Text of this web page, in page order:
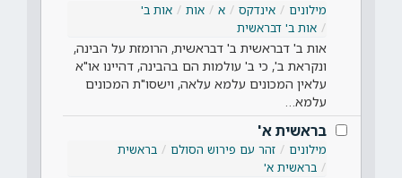
מילונים
אינדקס א אות
אות ב'
אות ב' דבראשית
אות ב' דבראשית ב' דבראשית, הרומזת על הבינה,
ונקראת ב', כי ב' עולמות הם בהבינה, דהיינו או"א
עלאין המכונים עלמא עלאה, וישסו"ת המכונים
עלמא…
בראשית א'
מילונים זהר עם פירוש הסולם
בראשית
בראשית א'